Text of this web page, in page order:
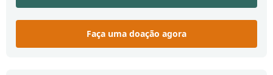
Faça uma doação agora